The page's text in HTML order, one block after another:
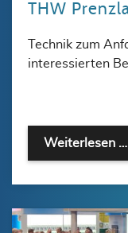
THW
Technik zum
interessierten
Weiterlesen …